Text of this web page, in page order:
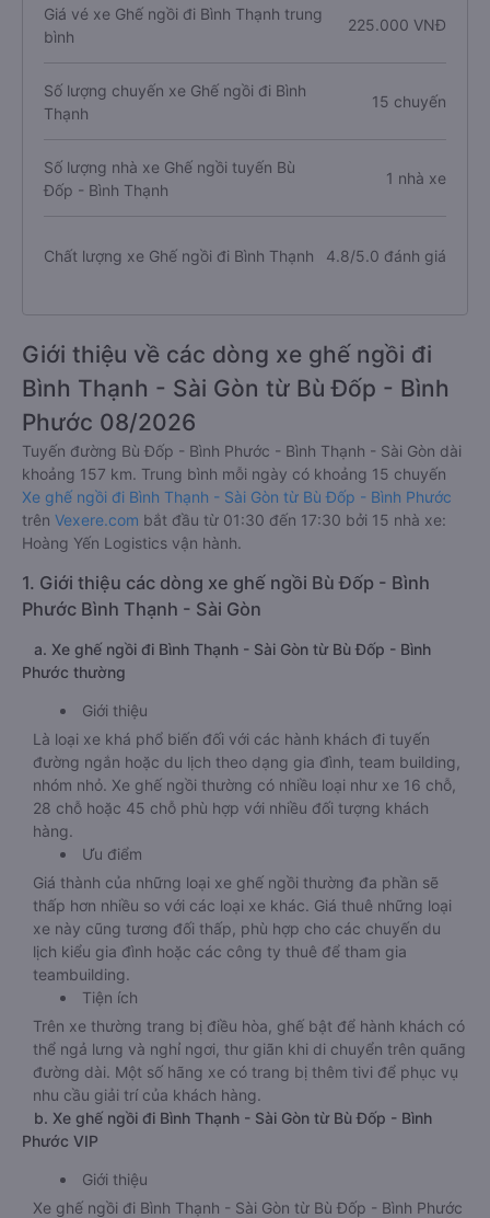
Giá vé xe Ghế ngồi đi Bình Thạnh trung
bình
225.000 VNĐ
Số lượng chuyến xe Ghế ngồi đi Bình
Thạnh
15 chuyến
Số lượng nhà xe Ghế ngồi tuyến Bù
Đốp - Bình Thạnh
1 nhà xe
Chất lượng xe Ghế ngồi đi Bình Thạnh 4.8/5.0 đánh giá
Giới thiệu về các dòng xe ghế ngồi đi
Bình Thạnh - Sài Gòn từ Bù Đốp - Bình
Phước 08/2026
Tuyến đường Bù Đốp - Bình Phước - Bình Thạnh - Sài Gòn dài
khoảng 157 km. Trung bình mỗi ngày có khoảng 15 chuyến
Xe ghế ngồi đi Bình Thạnh - Sài Gòn từ Bù Đốp - Bình Phước
trên Vexere.com bắt đầu từ 01:30 đến 17:30 bởi 15 nhà xe:
Hoàng Yến Logistics vận hành.
1. Giới thiệu các dòng xe ghế ngồi Bù Đốp - Bình
Phước Bình Thạnh - Sài Gòn
a. Xe ghế ngồi đi Bình Thạnh - Sài Gòn từ Bù Đốp - Bình
Phước thường
Giới thiệu
Là loại xe khá phổ biến đối với các hành khách đi tuyến
đường ngắn hoặc du lịch theo dạng gia đình, team building,
nhóm nhỏ. Xe ghế ngồi thường có nhiều loại như xe 16 chỗ,
28 chỗ hoặc 45 chỗ phù hợp với nhiều đối tượng khách
hàng.
Ưu điểm
Giá thành của những loại xe ghế ngồi thường đa phần sẽ
thấp hơn nhiều so với các loại xe khác. Giá thuê những loại
xe này cũng tương đối thấp, phù hợp cho các chuyến du
lịch kiểu gia đình hoặc các công ty thuê để tham gia
teambuilding.
Tiện ích
Trên xe thường trang bị điều hòa, ghế bật để hành khách có
thể ngả lưng và nghỉ ngơi, thư giãn khi di chuyển trên quãng
đường dài. Một số hãng xe có trang bị thêm tivi để phục vụ
nhu cầu giải trí của khách hàng.
b. Xe ghế ngồi đi Bình Thạnh - Sài Gòn từ Bù Đốp - Bình
Phước VIP
Giới thiệu
Xe ghế ngồi đi Bình Thạnh - Sài Gòn từ Bù Đốp - Bình Phước